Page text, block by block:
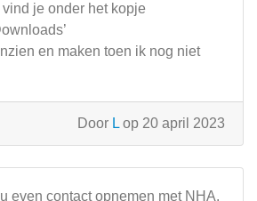
je onder het kopje
en maken toen ik nog niet
Door L op 20 april 2023
even contact opnemen met NHA.